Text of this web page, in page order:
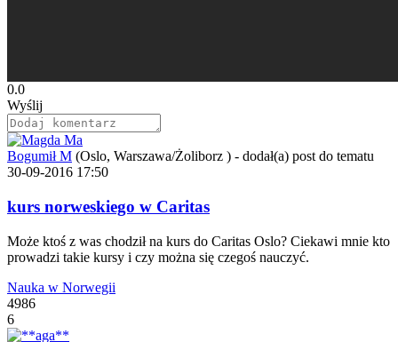
0.0
Wyślij
Bogumił M (Oslo, Warszawa/Żoliborz ) - dodał(a) post do tematu
30-09-2016 17:50
kurs norweskiego w Caritas
Może ktoś z was chodził na kurs do Caritas Oslo? Ciekawi mnie kto
prowadzi takie kursy i czy można się czegoś nauczyć.
Nauka w Norwegii
4986
6